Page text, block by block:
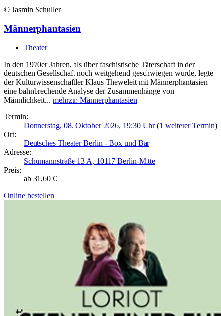
© Jasmin Schuller
Männerphantasien
Theater
In den 1970er Jahren, als über faschistische Täterschaft in der
deutschen Gesellschaft noch weitgehend geschwiegen wurde, legte
der Kulturwissenschaftler Klaus Theweleit mit Männerphantasien
eine bahnbrechende Analyse der Zusammenhänge von
Männlichkeit... mehrzu: Männerphantasien
Termin:
Donnerstag, 08. Oktober 2026, 19:30 Uhr(1 weiterer Termin)
Ort:
Deutsches Theater Berlin - Box und Bar
Adresse:
Schumannstraße 13 A, 10117 Berlin-Mitte
Preis:
ab 31,60 €
Online bestellen